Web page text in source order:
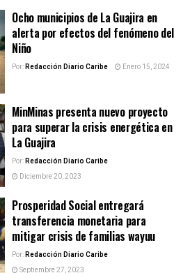
Ocho municipios de La Guajira en
alerta por efectos del fenómeno del
Niño
Por:Redacción Diario Caribe Enero 15, 2024
MinMinas presenta nuevo proyecto
para superar la crisis energética en
La Guajira
Por:Redacción Diario Caribe
Diciembre 20, 2023
Prosperidad Social entregará
transferencia monetaria para
mitigar crisis de familias wayuu
Por:Redacción Diario Caribe
Septiembre 27, 2023